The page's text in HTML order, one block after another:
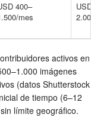
400–
mes
activos en
imágenes
(datos Shutterstock
de tiempo (6–12
límite geográfico.